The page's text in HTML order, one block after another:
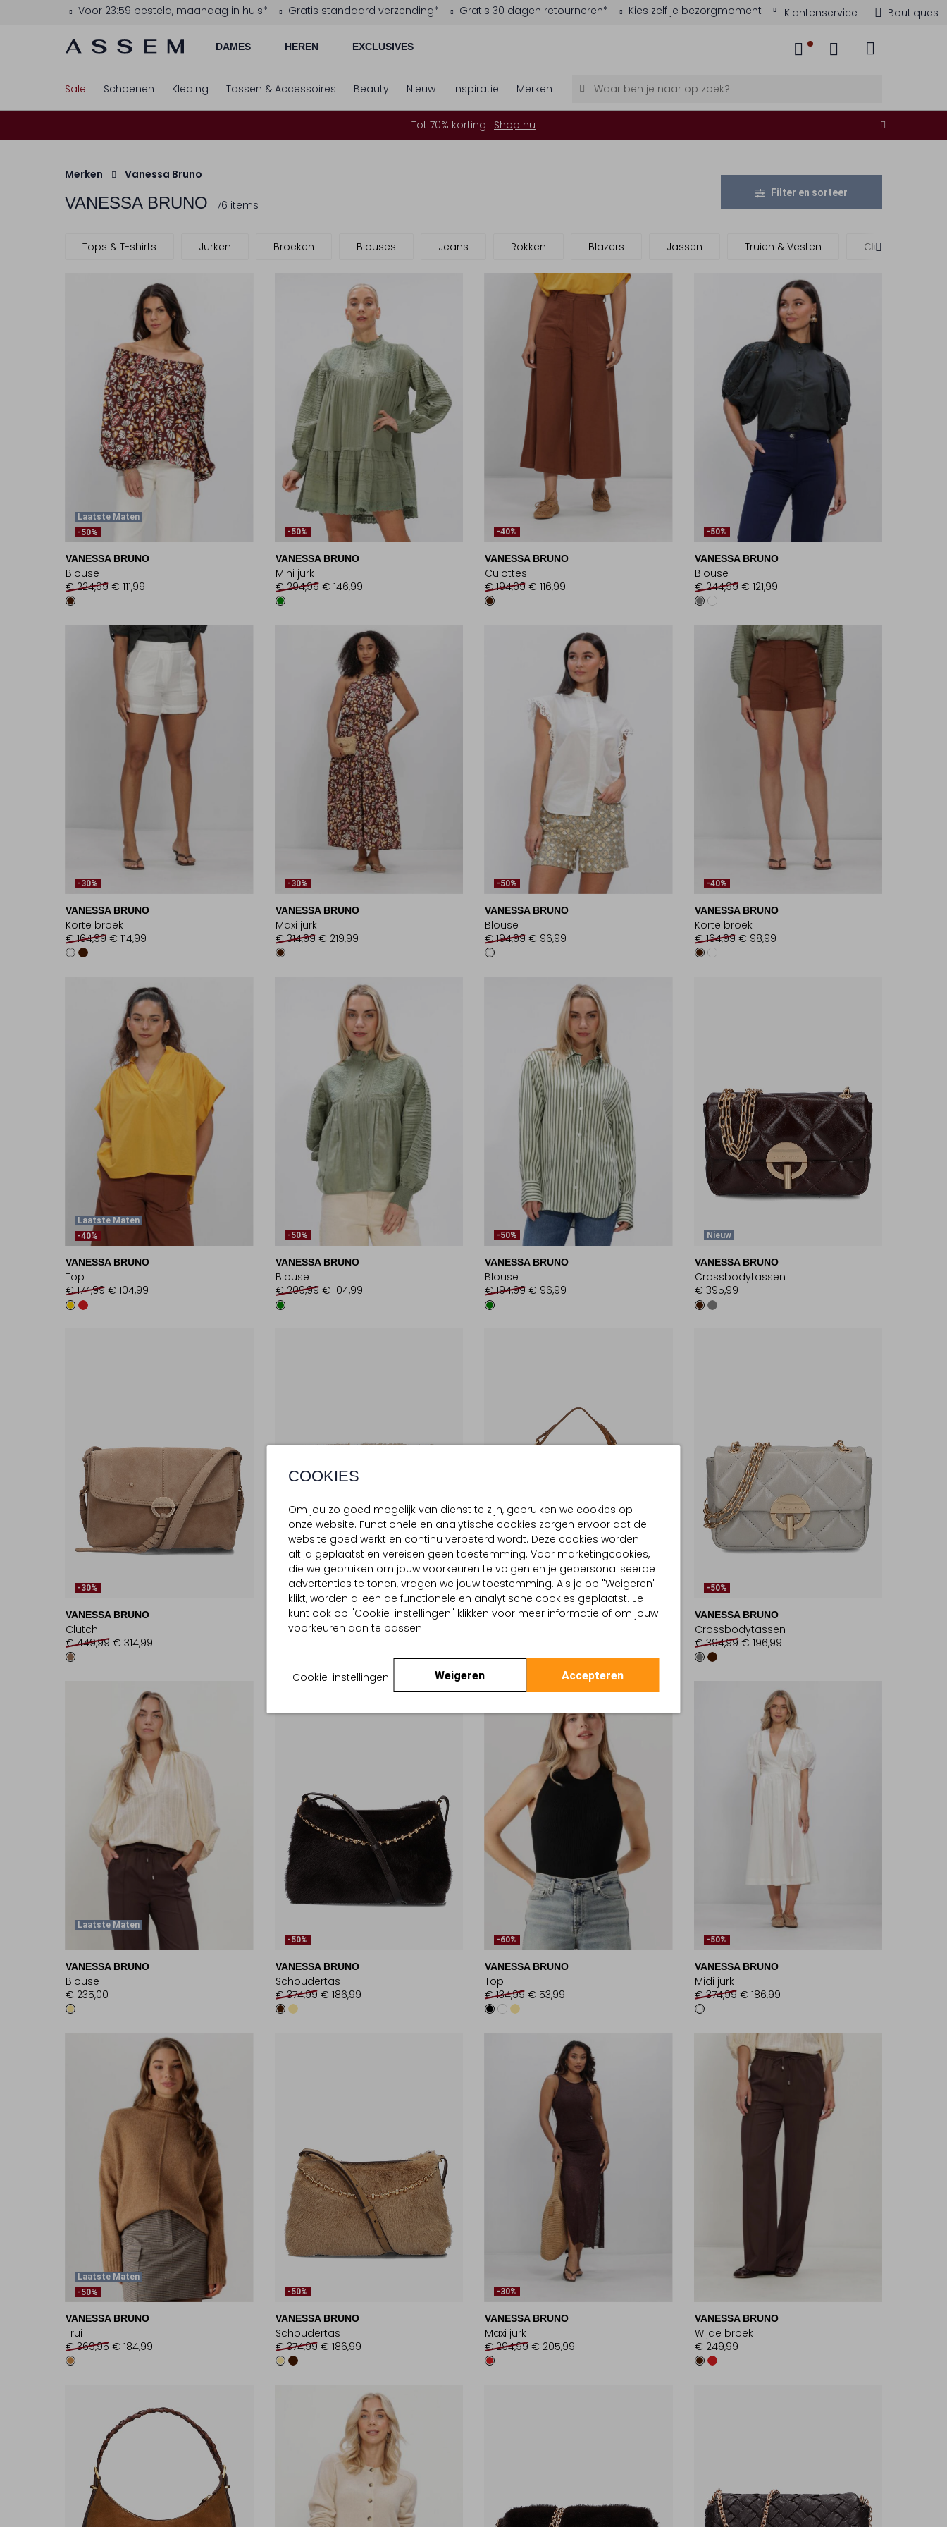
Voor 23:59 besteld, maandag in huis* Gratis standaard verzending* Gratis 30 dagen retourneren* Kies zelf je bezorgmoment Klantenservice Boutiques
DAMES HEREN EXCLUSIVES
COOKIES
Om jou zo goed mogelijk van dienst te zijn, gebruiken we cookies op
onze website. Functionele en analytische cookies zorgen ervoor dat de
website goed werkt en continu verbeterd wordt. Deze cookies worden
altijd geplaatst en vereisen geen toestemming. Voor marketingcookies,
die we gebruiken om jouw voorkeuren te volgen en je gepersonaliseerde
advertenties te tonen, vragen we jouw toestemming. Als je op "Weigeren"
klikt, worden alleen de functionele en analytische cookies geplaatst. Je
kunt ook op "Cookie-instellingen" klikken voor meer informatie of om jouw
voorkeuren aan te passen.
Cookie-instellingen Weigeren Accepteren
Sale Schoenen Kleding Tassen & Accessoires Beauty Nieuw Inspiratie Merken
Tot 70% korting | Shop nu
Merken Vanessa Bruno
VANESSA BRUNO 76 items
Filter en sorteer
Tops & T-shirts Jurken Broeken Blouses Jeans Rokken Blazers Jassen Truien & Vesten Clutches
Laatste Maten
-50%
VANESSA BRUNO
Blouse
€ 224,99 € 111,99
-50%
VANESSA BRUNO
Mini jurk
€ 294,99 € 146,99
-40%
VANESSA BRUNO
Culottes
€ 194,99 € 116,99
-50%
VANESSA BRUNO
Blouse
€ 244,99 € 121,99
-30%
VANESSA BRUNO
Korte broek
€ 164,99 € 114,99
-30%
VANESSA BRUNO
Maxi jurk
€ 314,99 € 219,99
-50%
VANESSA BRUNO
Blouse
€ 194,99 € 96,99
-40%
VANESSA BRUNO
Korte broek
€ 164,99 € 98,99
Laatste Maten
-40%
VANESSA BRUNO
Top
€ 174,99 € 104,99
-50%
VANESSA BRUNO
Blouse
€ 209,99 € 104,99
-50%
VANESSA BRUNO
Blouse
€ 194,99 € 96,99
Nieuw
VANESSA BRUNO
Crossbodytassen
€ 395,99
-30%
VANESSA BRUNO
Clutch
€ 449,99 € 314,99
-50%
VANESSA BRUNO
Schoudertas
-30%
VANESSA BRUNO
-50%
VANESSA BRUNO
Crossbodytassen
€ 394,99 € 196,99
Laatste Maten
VANESSA BRUNO
Blouse
€ 235,00
-50%
VANESSA BRUNO
Schoudertas
€ 374,99 € 186,99
-60%
VANESSA BRUNO
Top
€ 134,99 € 53,99
-50%
VANESSA BRUNO
Midi jurk
€ 374,99 € 186,99
Laatste Maten
-50%
VANESSA BRUNO
Trui
€ 369,95 € 184,99
-50%
VANESSA BRUNO
Schoudertas
€ 374,99 € 186,99
-30%
VANESSA BRUNO
Maxi jurk
€ 294,99 € 205,99
VANESSA BRUNO
Wijde broek
€ 249,99